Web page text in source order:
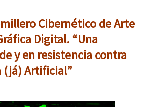
Cibernético de Arte
Digital. “Una
y en resistencia contra
(já) Artificial”